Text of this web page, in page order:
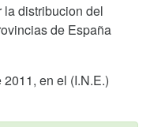
la distribucion del
de España
en el (I.N.E.)